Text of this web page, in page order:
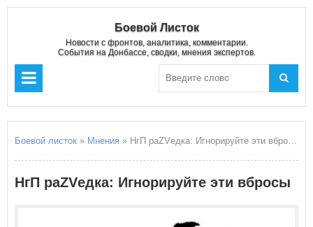
Боевой Листок
Новости с фронтов, аналитика, комментарии.
События на Донбассе, сводки, мнения экспертов.
Боевой листок » Мнения » НгП раZVедка: Игнорируйте эти вбросы
НгП раZVедка: Игнорируйте эти вбросы